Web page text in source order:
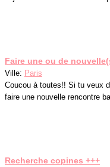
Faire une ou de
Ville: Paris
Coucou à toutes!! Si tu veux
faire une nouvelle rencontre
Recherche copines +++